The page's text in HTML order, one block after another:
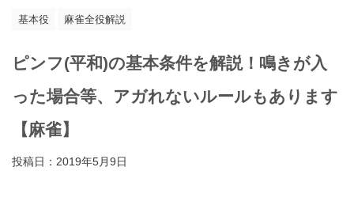
基本役 麻雀全役解説
ピンフ(平和)の基本条件を解説！鳴きが入
った場合等、アガれないルールもあります
【麻雀】
投稿日： 2019年5月9日